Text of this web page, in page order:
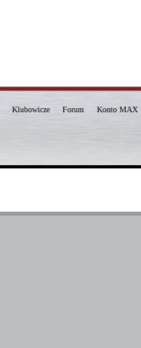
Klubowicze Forum
Konto MAX